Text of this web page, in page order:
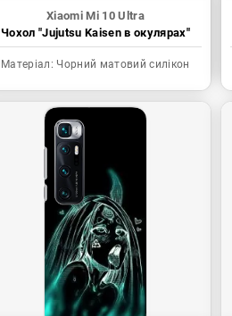
Xiaomi Mi 10 Ultra
Чохол "Jujutsu Kaisen в окулярах"
Матеріал: Чорний матовий силікон